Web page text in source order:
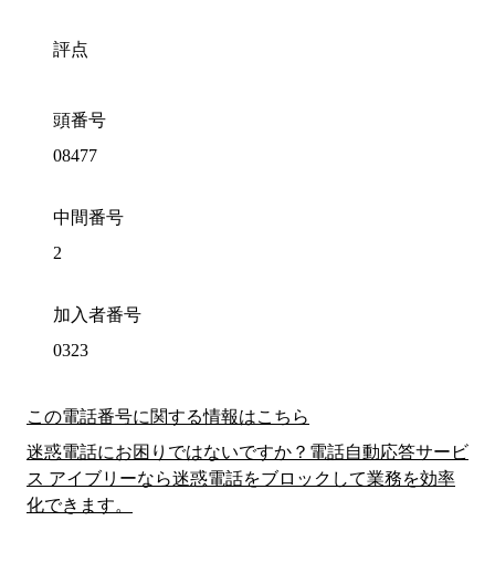
評点
頭番号
08477
中間番号
2
加入者番号
0323
この電話番号に関する情報はこちら
迷惑電話にお困りではないですか？電話自動応答サービ
ス アイブリーなら迷惑電話をブロックして業務を効率
化できます。